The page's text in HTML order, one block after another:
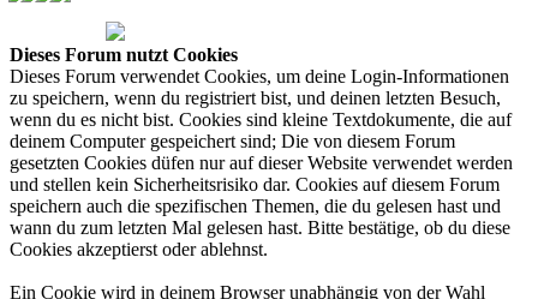
Dieses Forum nutzt Cookies
Dieses Forum verwendet Cookies, um deine Login-Informationen
zu speichern, wenn du registriert bist, und deinen letzten Besuch,
wenn du es nicht bist. Cookies sind kleine Textdokumente, die auf
deinem Computer gespeichert sind; Die von diesem Forum
gesetzten Cookies düfen nur auf dieser Website verwendet werden
und stellen kein Sicherheitsrisiko dar. Cookies auf diesem Forum
speichern auch die spezifischen Themen, die du gelesen hast und
wann du zum letzten Mal gelesen hast. Bitte bestätige, ob du diese
Cookies akzeptierst oder ablehnst.
Ein Cookie wird in deinem Browser unabhängig von der Wahl